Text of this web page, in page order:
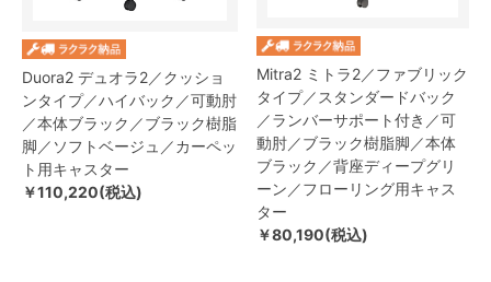
Duora2 デュオラ2／クッショ
ンタイプ／ハイバック／可動肘
／本体ブラック／ブラック樹脂
脚／ソフトベージュ／カーペッ
ト用キャスター
￥110,220(税込)
Mitra2 ミトラ2／ファブリック
タイプ／スタンダードバック
／ランバーサポート付き／可
動肘／ブラック樹脂脚／本体
ブラック／背座ディープグリ
ーン／フローリング用キャス
ター
￥80,190(税込)